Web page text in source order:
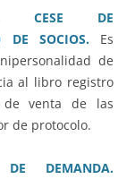
CESE DE
DE SOCIOS.Es
de
al libro registro
venta de las
de protocolo.
DEMANDA.